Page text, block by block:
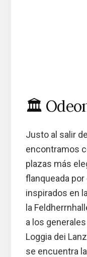
🏛️
Justo al salir
encontramos
plazas más
flanqueada
inspirados en
la
a los
Loggia dei
se encuentra la